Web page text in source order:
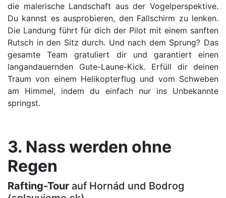
die malerische Landschaft aus der Vogelperspektive.
Du kannst es ausprobieren, den Fallschirm zu lenken.
Die Landung führt für dich der Pilot mit einem sanften
Rutsch in den Sitz durch. Und nach dem Sprung? Das
gesamte Team gratuliert dir und garantiert einen
langandauernden Gute-Laune-Kick. Erfüll dir deinen
Traum von einem Helikopterflug und vom Schweben
am Himmel, indem du einfach nur ins Unbekannte
springst.
3. Nass werden ohne
Regen
Rafting-Tour auf Hornád und Bodrog